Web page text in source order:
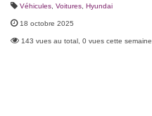
Véhicules Voitures Hyundai
18 octobre 2025
143 vues au total, 0 vues cette semaine